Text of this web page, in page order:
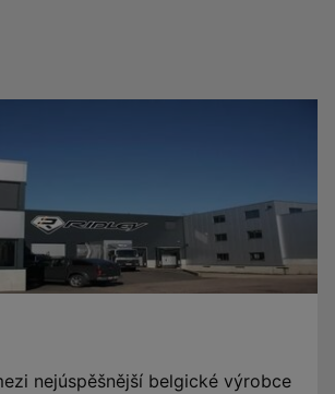
nejúspěšnější belgické výrobce